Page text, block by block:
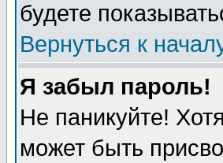
будете
Вернуться к
Я забыл пароль!
Не паникуйте!
может быть